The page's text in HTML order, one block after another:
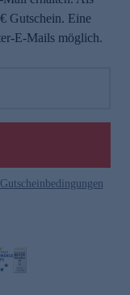
Gutschein. Eine
E-Mails möglich.
Gutscheinbedingungen